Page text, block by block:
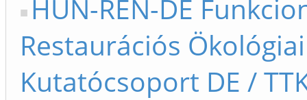
HUN-REN-DE
Restaurációs Ökológiai
Kutatócsoport DE /